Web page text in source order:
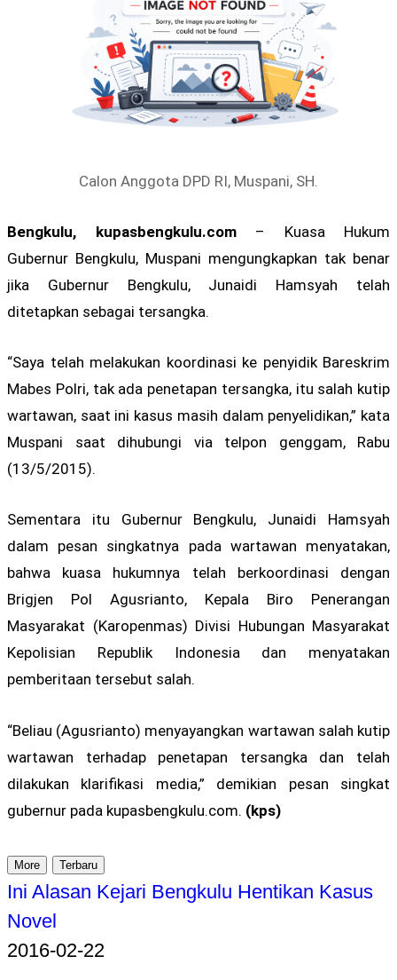
Calon Anggota DPD RI, Muspani, SH.
Bengkulu, kupasbengkulu.com– Kuasa Hukum
Gubernur Bengkulu, Muspani mengungkapkan tak benar
jika Gubernur Bengkulu, Junaidi Hamsyah telah
ditetapkan sebagai tersangka.
“Saya telah melakukan koordinasi ke penyidik Bareskrim
Mabes Polri, tak ada penetapan tersangka, itu salah kutip
wartawan, saat ini kasus masih dalam penyelidikan,” kata
Muspani saat dihubungi via telpon genggam, Rabu
(13/5/2015).
Sementara itu Gubernur Bengkulu, Junaidi Hamsyah
dalam pesan singkatnya pada wartawan menyatakan,
bahwa kuasa hukumnya telah berkoordinasi dengan
Brigjen Pol Agusrianto, Kepala Biro Penerangan
Masyarakat (Karopenmas) Divisi Hubungan Masyarakat
Kepolisian Republik Indonesia dan menyatakan
pemberitaan tersebut salah.
“Beliau (Agusrianto) menyayangkan wartawan salah kutip
wartawan terhadap penetapan tersangka dan telah
dilakukan klarifikasi media,” demikian pesan singkat
gubernur pada kupasbengkulu.com. (kps)
More Terbaru
Ini Alasan Kejari Bengkulu Hentikan Kasus
Novel
2016-02-22